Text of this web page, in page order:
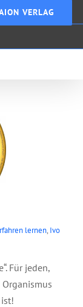
VERLAG
lernen, Ivo
Für jeden,